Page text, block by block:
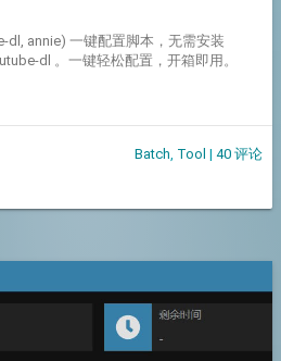
dl, annie) 一键配置脚本，无需安装
dl 。一键轻松配置，开箱即用。
Batch, Tool |40 评论